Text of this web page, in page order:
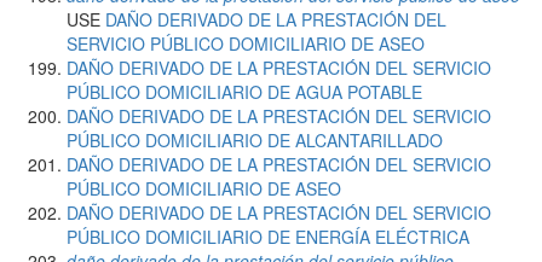
USE DAÑO DERIVADO DE LA PRESTACIÓN DEL
SERVICIO PÚBLICO DOMICILIARIO DE ASEO
DAÑO DERIVADO DE LA PRESTACIÓN DEL SERVICIO
PÚBLICO DOMICILIARIO DE AGUA POTABLE
DAÑO DERIVADO DE LA PRESTACIÓN DEL SERVICIO
PÚBLICO DOMICILIARIO DE ALCANTARILLADO
DAÑO DERIVADO DE LA PRESTACIÓN DEL SERVICIO
PÚBLICO DOMICILIARIO DE ASEO
DAÑO DERIVADO DE LA PRESTACIÓN DEL SERVICIO
PÚBLICO DOMICILIARIO DE ENERGÍA ELÉCTRICA